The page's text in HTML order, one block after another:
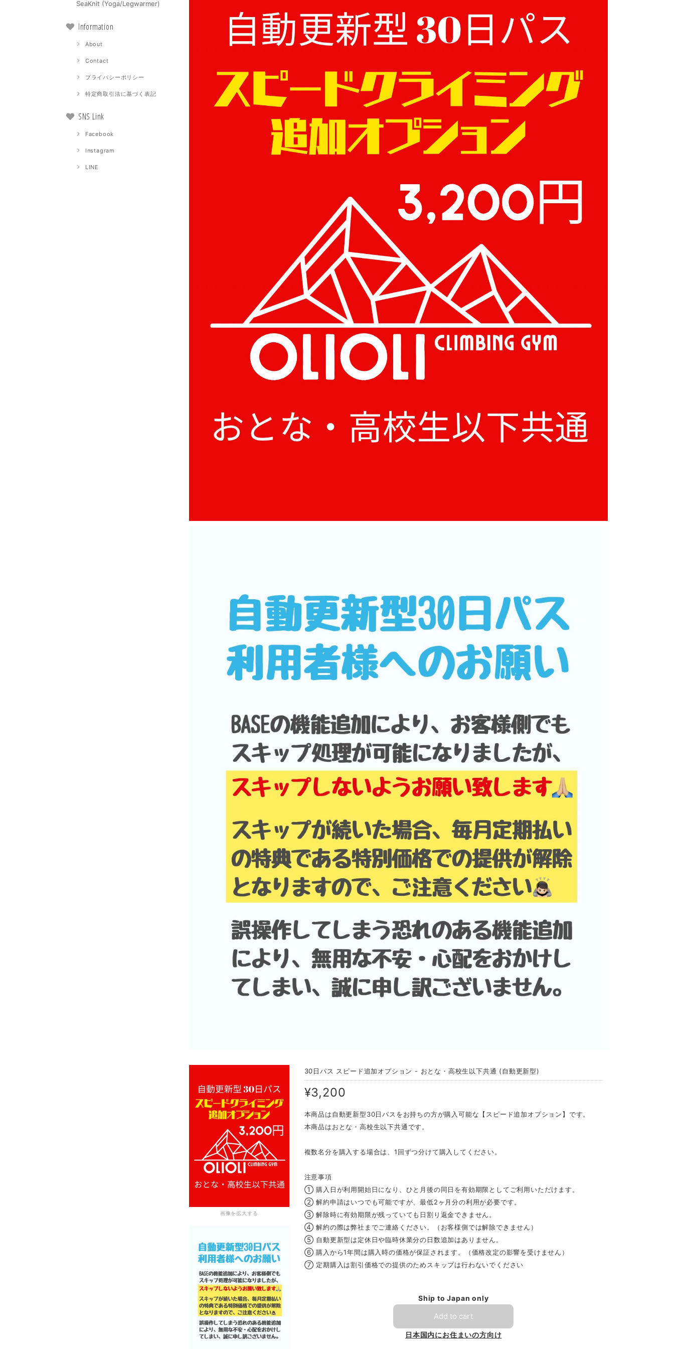
SeaKnit (Yoga/Legwarmer)
Information
About
Contact
プライバシーポリシー
特定商取引法に基づく表記
SNS Link
Facebook
Instagram
LINE
画像を拡大する
30日パス スピード追加オプション - おとな・高校生以下共通 (自動更新型)
¥3,200
本商品は自動更新型30日パスをお持ちの方が購入可能な【スピード追加オプション】です。
本商品はおとな・高校生以下共通です。
複数名分を購入する場合は、1回ずつ分けて購入してください。
注意事項
① 購入日が利用開始日になり、ひと月後の同日を有効期限としてご利用いただけます。
② 解約申請はいつでも可能ですが、最低2ヶ月分の利用が必要です。
③ 解除時に有効期限が残っていても日割り返金できません。
④ 解約の際は弊社までご連絡ください。（お客様側では解除できません）
⑤ 自動更新型は定休日や臨時休業分の日数追加はありません。
⑥ 購入から1年間は購入時の価格が保証されます。（価格改定の影響を受けません）
⑦ 定期購入は割引価格での提供のためスキップは行わないでください
Ship to Japan only
Add to cart
日本国内にお住まいの方向け